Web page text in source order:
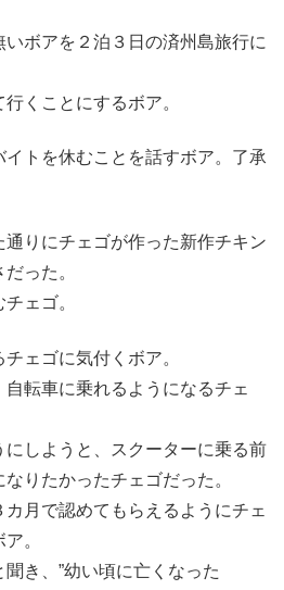
ボアを２泊３日の済州島旅行に
くことにするボア。
トを休むことを話すボア。了承
りにチェゴが作った新作チキン
った。
ェゴ。
ェゴに気付くボア。
転車に乗れるようになるチェ
しようと、スクーターに乗る前
りたかったチェゴだった。
月で認めてもらえるようにチェ
。
き、”幼い頃に亡くなった